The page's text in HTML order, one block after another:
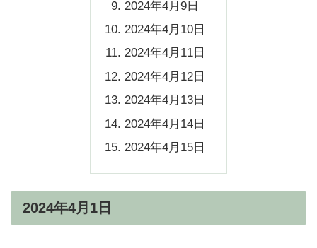
2024年4月9日
2024年4月10日
2024年4月11日
2024年4月12日
2024年4月13日
2024年4月14日
2024年4月15日
2024年4月1日